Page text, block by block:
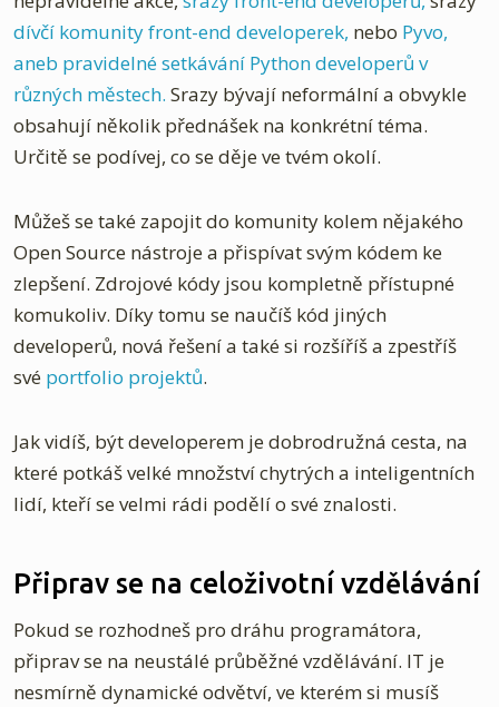
dívčí komunity front-end developerek, nebo Pyvo,
aneb pravidelné setkávání Python developerů v
různých městech. Srazy bývají neformální a obvykle
obsahují několik přednášek na konkrétní téma.
Určitě se podívej, co se děje ve tvém okolí.
Můžeš se také zapojit do komunity kolem nějakého
Open Source nástroje a přispívat svým kódem ke
zlepšení. Zdrojové kódy jsou kompletně přístupné
komukoliv. Díky tomu se naučíš kód jiných
developerů, nová řešení a také si rozšíříš a zpestříš
své portfolio projektů.
Jak vidíš, být developerem je dobrodružná cesta, na
které potkáš velké množství chytrých a inteligentních
lidí, kteří se velmi rádi podělí o své znalosti.
Připrav se na celoživotní vzdělávání
Pokud se rozhodneš pro dráhu programátora,
připrav se na neustálé průběžné vzdělávání. IT je
nesmírně dynamické odvětví, ve kterém si musíš